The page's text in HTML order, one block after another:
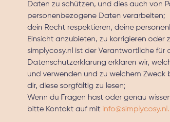
Daten zu schützen, und dies auch von
personenbezogene Daten verarbeiten;
dein Recht respektieren, deine
Einsicht anzubieten, zu korrigieren oder
simplycosy.nl ist der Verantwortliche für
Datenschutzerklärung erklären wir,
und verwenden und zu welchem Zweck
dir, diese sorgfältig zu lesen;
Wenn du Fragen hast oder genau
bitte Kontakt auf mit info@simplycosy.nl .